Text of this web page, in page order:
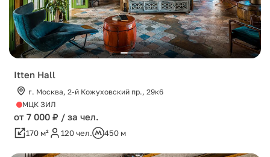
Itten Hall
г. Москва, 2-й Кожуховский пр., 29к6
МЦК ЗИЛ
от 7 000 ₽ / за чел.
170 м² 120 чел. 450 м